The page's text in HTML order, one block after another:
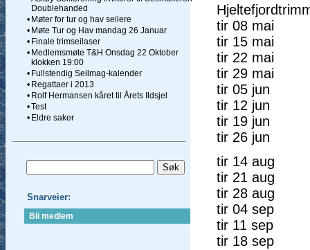
Doublehanded
• Møter for tur og hav seilere
• Møte Tur og Hav mandag 26 Januar
• Finale trimseilaser
• Medlemsmøte T&H Onsdag 22 Oktober
klokken 19:00
• Fullstendig Seilmag-kalender
• Regattaer i 2013
• Rolf Hermansen kåret til Årets Ildsjel
•Test
• Eldre saker
Snarveier:
Bli medlem
tir 08 mai
tir 15 mai
tir 22 mai
tir 29 mai
tir 05 jun
tir 12 jun
tir 19 jun
tir 26 jun
tir 14 aug
tir 21 aug
tir 28 aug
tir 04 sep
tir 11 sep
tir 18 sep